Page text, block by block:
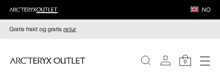
NO
Gratis frakt og gratisretur
0